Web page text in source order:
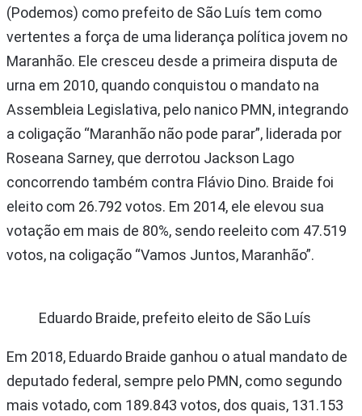
(Podemos) como prefeito de São Luís tem como
vertentes a força de uma liderança política jovem no
Maranhão. Ele cresceu desde a primeira disputa de
urna em 2010, quando conquistou o mandato na
Assembleia Legislativa, pelo nanico PMN, integrando
a coligação “Maranhão não pode parar”, liderada por
Roseana Sarney, que derrotou Jackson Lago
concorrendo também contra Flávio Dino. Braide foi
eleito com 26.792 votos. Em 2014, ele elevou sua
votação em mais de 80%, sendo reeleito com 47.519
votos, na coligação “Vamos Juntos, Maranhão”.
Eduardo Braide, prefeito eleito de São Luís
Em 2018, Eduardo Braide ganhou o atual mandato de
deputado federal, sempre pelo PMN, como segundo
mais votado, com 189.843 votos, dos quais, 131.153